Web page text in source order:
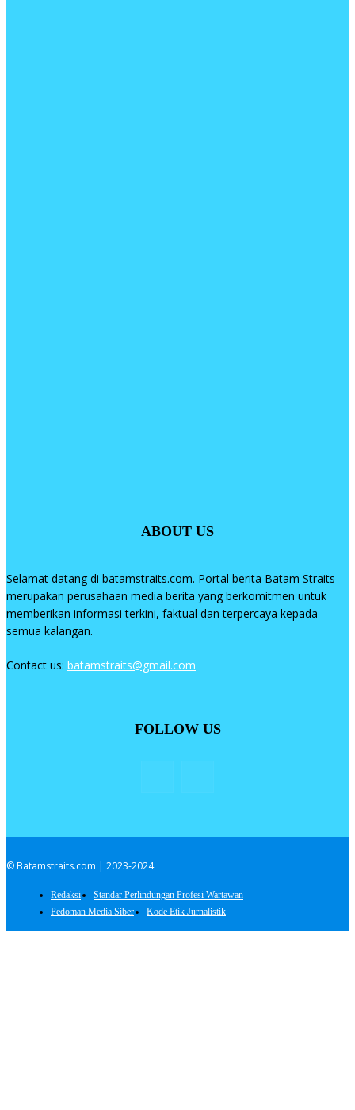
ABOUT US
Selamat datang di batamstraits.com. Portal berita Batam Straits
merupakan perusahaan media berita yang berkomitmen untuk
memberikan informasi terkini, faktual dan terpercaya kepada
semua kalangan.
Contact us: batamstraits@gmail.com
FOLLOW US
© Batamstraits.com | 2023-2024
Redaksi
Standar Perlindungan Profesi Wartawan
Pedoman Media Siber
Kode Etik Jurnalistik